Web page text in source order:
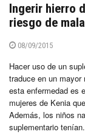
Ingerir hierro
riesgo de
08/09/2015
Hacer uso de un
traduce en un mayor
esta enfermedad es
mujeres de Kenia
Además, los niños
suplementario